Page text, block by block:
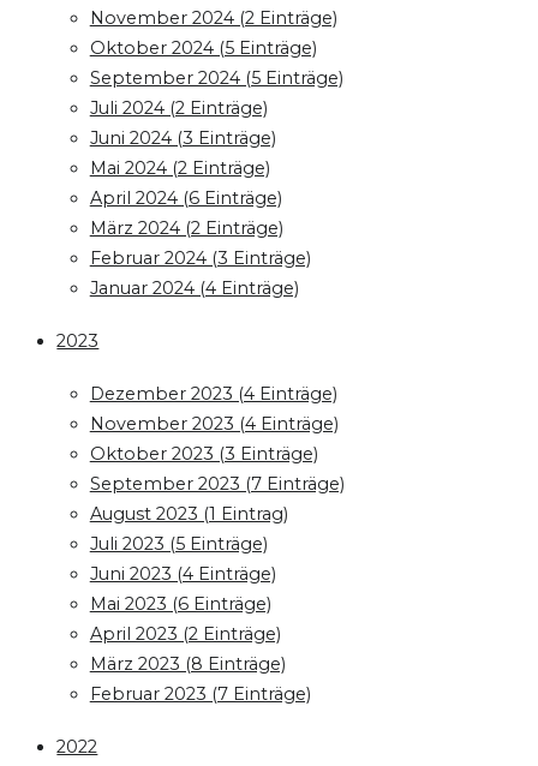
November 2024 (2 Einträge)
Oktober 2024 (5 Einträge)
September 2024 (5 Einträge)
Juli 2024 (2 Einträge)
Juni 2024 (3 Einträge)
Mai 2024 (2 Einträge)
April 2024 (6 Einträge)
März 2024 (2 Einträge)
Februar 2024 (3 Einträge)
Januar 2024 (4 Einträge)
2023
Dezember 2023 (4 Einträge)
November 2023 (4 Einträge)
Oktober 2023 (3 Einträge)
September 2023 (7 Einträge)
August 2023 (1 Eintrag)
Juli 2023 (5 Einträge)
Juni 2023 (4 Einträge)
Mai 2023 (6 Einträge)
April 2023 (2 Einträge)
März 2023 (8 Einträge)
Februar 2023 (7 Einträge)
2022